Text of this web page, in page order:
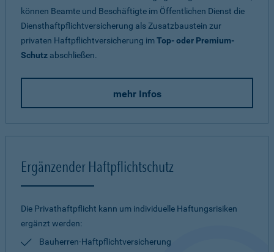
können Beamte und Beschäftigte im Öffentlichen Dienst die
Diensthaftpflichtversicherung als Zusatzbaustein zur
privaten Haftpflichtversicherung imTop- oder Premium-
Schutz abschließen.
mehr Infos
Ergänzender Haftpflichtschutz
Die Privathaftpflicht kann um individuelle Haftungsrisiken
ergänzt werden:
Bauherren-Haftpflichtversicherung